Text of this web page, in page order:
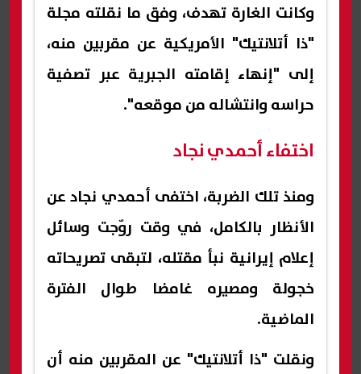
وكانت الغارة تهدف، وفق ما نقلته مجلة
"ذا أتلانتيك" الأمريكية عن مقربين منه،
إلى "إنهاء إقامته الجبرية عبر تصفية
حراسه وانتشاله من موقعه".
اختفاء أحمدي نجاد
ومنذ تلك الضربة، اختفى أحمدي نجاد عن
الأنظار بالكامل، في وقت روّجت وسائل
إعلام إيرانية نبأ مقتله، لتبقى تصريحاته
خجولة ومصيره غامضا طوال الفترة
الماضية.
ونقلت "ذا أتلانتيك" عن المقربين منه أن